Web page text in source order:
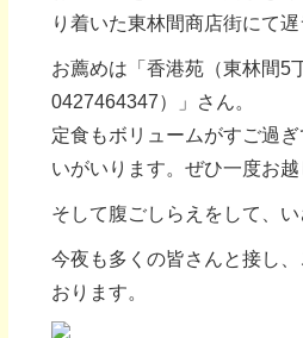
り着いた東林間商店街にて遅
お薦めは「香港苑（東林間5
0427464347）」さん。
定食もボリュームがすご過
いがいります。ぜひ一度お越
そして腹ごしらえをして、い
今夜も多くの皆さんと接し
おります。